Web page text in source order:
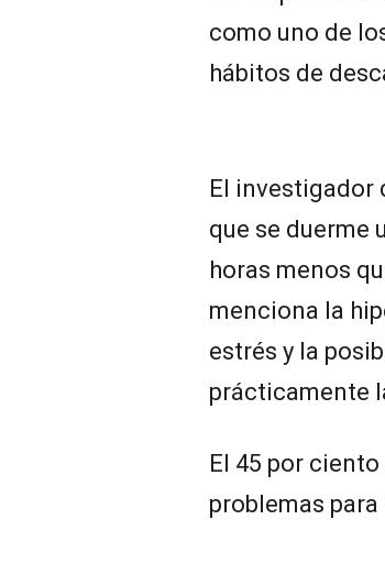
como uno de
hábitos de
El investigador
que se duerme
horas menos
menciona la
estrés y la
prácticamente
El 45 por
problemas